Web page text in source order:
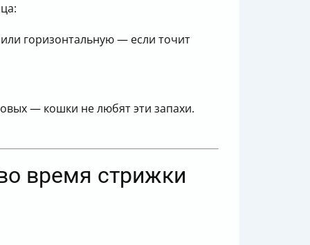
горизонтальную — если точит
— кошки не любят эти запахи.
время стрижки